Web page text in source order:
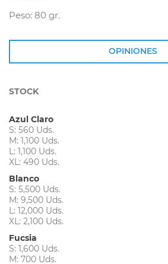
Peso: 80 gr.
OPINIONES
STOCK
Azul Claro
S: 560 Uds.
M: 1,100 Uds.
L: 1,100 Uds.
XL: 490 Uds.
Blanco
S: 5,500 Uds.
M: 9,500 Uds.
L: 12,000 Uds.
XL: 2,100 Uds.
Fucsia
S: 1,600 Uds.
M: 700 Uds.